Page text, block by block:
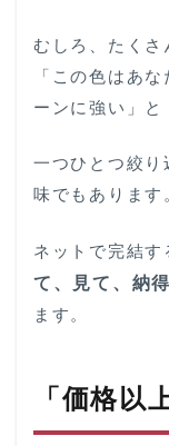
むしろ、たくさ
「この色はあ
ーンに強い」と
一つひとつ絞り
味でもあります
ネットで完結す
て、見て、納
ます。
「価格以